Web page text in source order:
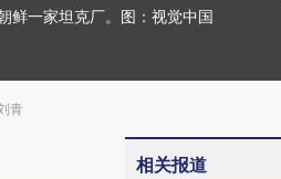
鲜一家坦克厂。图：视觉中国
青
相关报道